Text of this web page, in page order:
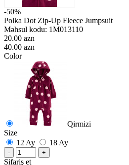
-50%
Polka Dot Zip-Up Fleece Jumpsuit
Məhsul kodu: 1M013110
20.00 azn
40.00 azn
Color
Qirmizi
Size
12 Ay
18 Ay
- +
Sifariş et